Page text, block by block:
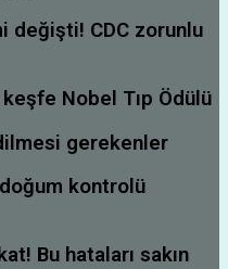
değişti! CDC zorunlu
Nobel Tıp Ödülü
gerekenler
kontrolü
Bu hataları sakın